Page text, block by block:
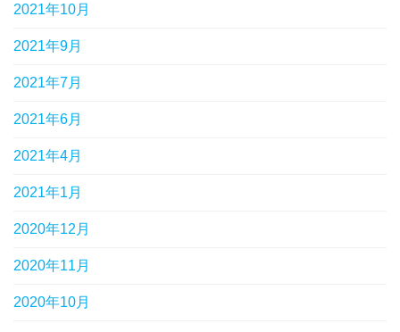
2021年10月
2021年9月
2021年7月
2021年6月
2021年4月
2021年1月
2020年12月
2020年11月
2020年10月